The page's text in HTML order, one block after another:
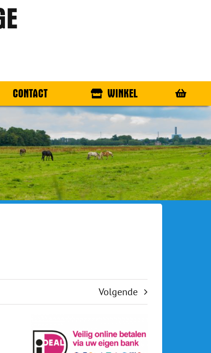
CONTACT WINKEL
Volgende